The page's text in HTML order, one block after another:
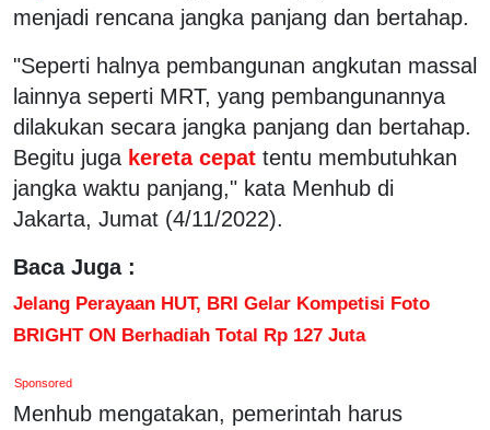
menjadi rencana jangka panjang dan bertahap.
"Seperti halnya pembangunan angkutan massal
lainnya seperti MRT, yang pembangunannya
dilakukan secara jangka panjang dan bertahap.
Begitu juga kereta cepat tentu membutuhkan
jangka waktu panjang," kata Menhub di
Jakarta, Jumat (4/11/2022).
Baca Juga :
Jelang Perayaan HUT, BRI Gelar Kompetisi Foto
BRIGHT ON Berhadiah Total Rp 127 Juta
Sponsored
Menhub mengatakan, pemerintah harus